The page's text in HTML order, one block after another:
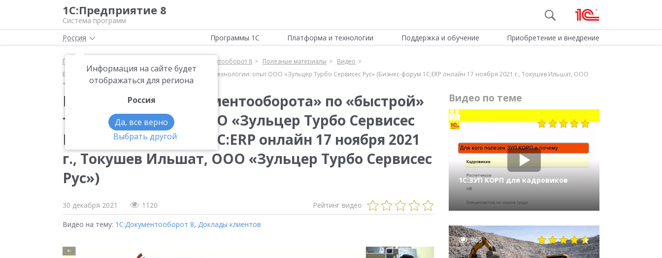
1С:Предприятие 8
Система программ
Россия
Информация на сайте будет
отображаться для региона
Россия
Да, все верно
Выбрать другой
Программы 1С Платформа и технологии Поддержка и обучение Приобретение и внедрение
Главная 1С:Документооборот 8 Полезные материалы
Видео
Внедрение «1С:Документооборота» по «быстрой» технологии: опыт ООО «Зульцер Турбо Сервисес Рус» (Бизнес-форум 1С:ERP онлайн 17 ноября 2021 г., Токушев Ильшат, ООО
«Зульцер Турбо Сервисес Рус»)
Внедрение «1С:Документооборота» по «быстрой»
технологии: опыт ООО «Зульцер Турбо Сервисес
Рус» (Бизнес-форум 1С:ERP онлайн 17 ноября 2021
г., Токушев Ильшат, ООО «Зульцер Турбо Сервисес
Рус»)
30 декабря 2021 1120 Рейтинг видео
Видео на тему: 1С:Документооборот 8, Доклады клиентов
Видео по теме
2982
1С:ЗУП КОРП для кадровиков
965